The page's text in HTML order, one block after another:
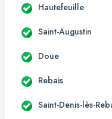
Hautefeuille
Saint-Augustin
Doue
Rebais
Saint-Denis-lès-